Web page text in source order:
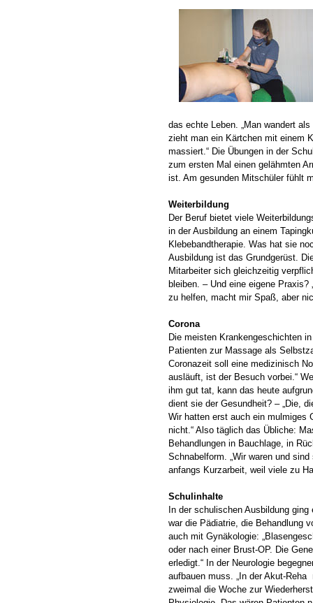
das echte Leben. „Man wandert
zieht man ein Kärtchen mit einem
massiert.“ Die Übungen in der
zum ersten Mal einen gelähmten
ist. Am gesunden Mitschüler fühlt
Weiterbildung
Der Beruf bietet viele
in der Ausbildung an einem
Klebebandtherapie. Was hat sie
Ausbildung ist das Grundgerüst.
Mitarbeiter sich gleichzeitig
bleiben. – Und eine eigene
zu helfen, macht mir Spaß, aber
Corona
Die meisten Krankengeschichten
Patienten zur Massage als
Coronazeit soll eine medizinisch
ausläuft, ist der Besuch vorbei.“
ihm gut tat, kann das heute
dient sie der Gesundheit? – „Die,
Wir hatten erst auch ein mulmiges
nicht.“ Also täglich das Übliche:
Behandlungen in Bauchlage, in
Schnabelform. „Wir waren und
anfangs Kurzarbeit, weil viele zu
Schulinhalte
In der schulischen Ausbildung
war die Pädiatrie, die Behandlung
auch mit Gynäkologie:
oder nach einer Brust-OP. Die
erledigt.“ In der Neurologie
aufbauen muss. „In der Akut-
zweimal die Woche zur